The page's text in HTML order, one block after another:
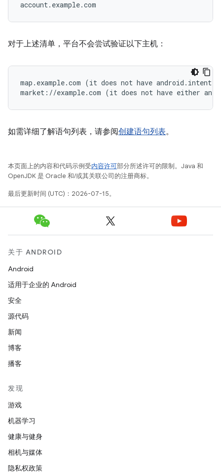
对于上述清单，平台不会尝试验证以下主机：
map.example.com (it does not have
如需详细了解语句列表，请参阅创建语句列表。
本页面上的内容和代码示例受内容许可部分所述许可的限制。Java 和
OpenJDK 是 Oracle 和/或其关联公司的注册商标。
最后更新时间 (UTC)：2026-07-15。
关于 ANDROID
Android
适用于企业的 Android
安全
源代码
新闻
博客
播客
发现
游戏
机器学习
健康与健身
相机与媒体
隐私权政策